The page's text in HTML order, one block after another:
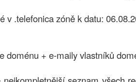
v .telefonica zóně k datu:
doménu + e-maily vlastníků